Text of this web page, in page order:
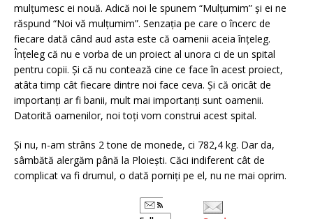
mulțumesc ei nouă. Adică noi le spunem “Mulțumim” și ei ne
răspund “Noi vă mulțumim”. Senzația pe care o încerc de
fiecare dată când aud asta este că oamenii aceia înțeleg.
Înțeleg că nu e vorba de un proiect al unora ci de un spital
pentru copii. Și că nu contează cine ce face în acest proiect,
atâta timp cât fiecare dintre noi face ceva. Și că oricât de
importanți ar fi banii, mult mai importanți sunt oamenii.
Datorită oamenilor, noi toți vom construi acest spital.
Și nu, n-am strâns 2 tone de monede, ci 782,4 kg. Dar da,
sâmbătă alergăm până la Ploiești. Căci indiferent cât de
complicat va fi drumul, o dată porniți pe el, nu ne mai oprim.